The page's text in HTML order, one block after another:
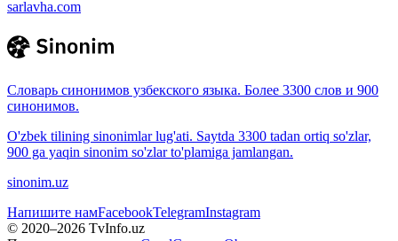
sarlavha.com
Словарь синонимов узбекского языка. Более 3300 слов и 900
синонимов.
O'zbek tilining sinonimlar lug'ati. Saytda 3300 tadan ortiq so'zlar,
900 ga yaqin sinonim so'zlar to'plamiga jamlangan.
sinonim.uz
Напишите намFacebookTelegramInstagram
© 2020–2026 TvInfo.uz